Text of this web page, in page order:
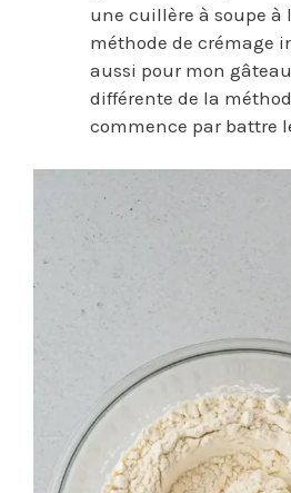
une cuillère à soupe à
méthode de crémage
aussi pour mon
différente de la
commence par battre